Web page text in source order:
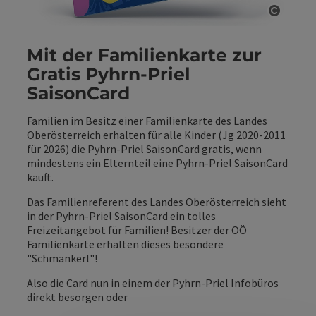
Mit der Familienkarte zur
Gratis Pyhrn-Priel
SaisonCard
Familien im Besitz einer Familienkarte des Landes
Oberösterreich erhalten für alle Kinder (Jg 2020-2011
für 2026) die Pyhrn-Priel SaisonCard gratis, wenn
mindestens ein Elternteil eine Pyhrn-Priel SaisonCard
kauft.
Das Familienreferent des Landes Oberösterreich sieht
in der Pyhrn-Priel SaisonCard ein tolles
Freizeitangebot für Familien! Besitzer der OÖ
Familienkarte erhalten dieses besondere
"Schmankerl"!
Also die Card nun in einem der Pyhrn-Priel Infobüros
direkt besorgen oder